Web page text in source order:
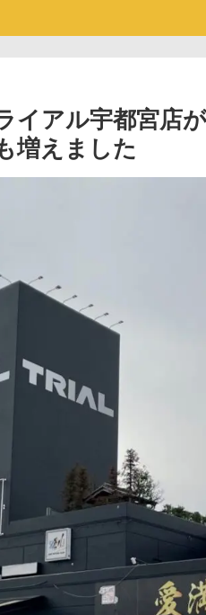
イアル宇都宮店
増えました